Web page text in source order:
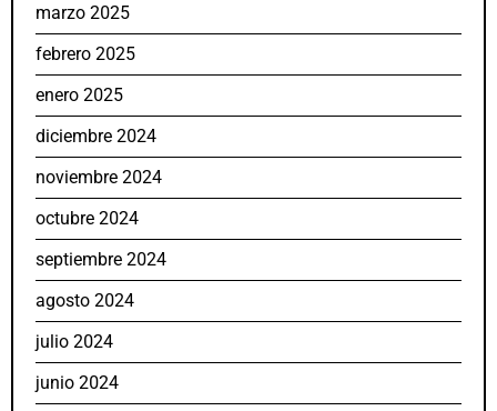
marzo 2025
febrero 2025
enero 2025
diciembre 2024
noviembre 2024
octubre 2024
septiembre 2024
agosto 2024
julio 2024
junio 2024